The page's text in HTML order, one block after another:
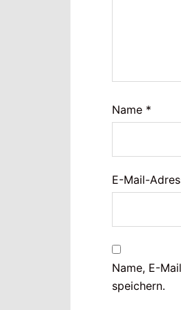
Name *
E-Mail-
Name, E-
speichern.